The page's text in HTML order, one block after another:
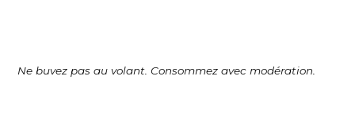
Ne buvez pas au volant. Consommez avec modération.